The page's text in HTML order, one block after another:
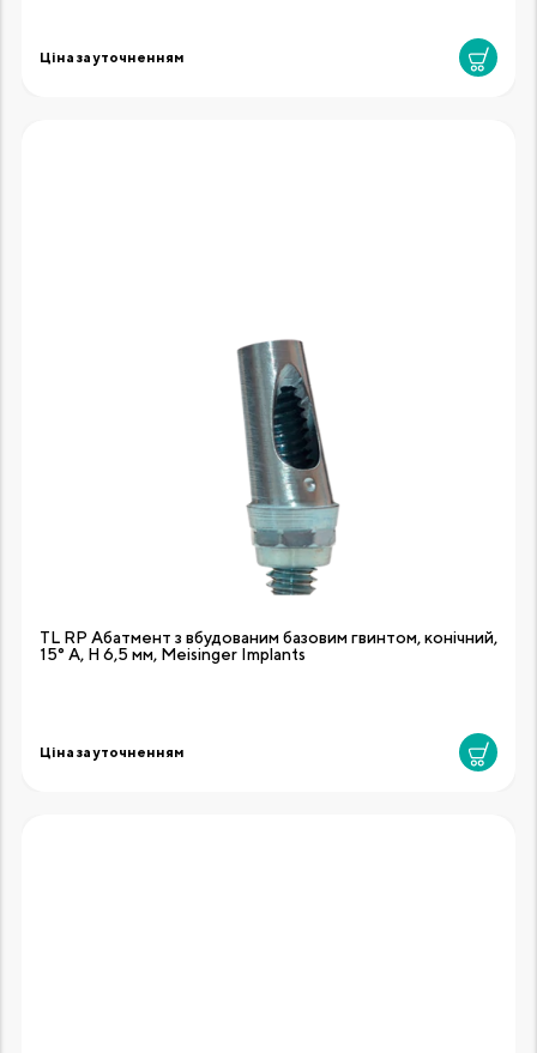
Ціна за уточненням
TL RP Абатмент з вбудованим базовим гвинтом, конічний,
15° A, H 6,5 мм, Meisinger Implants
Ціна за уточненням